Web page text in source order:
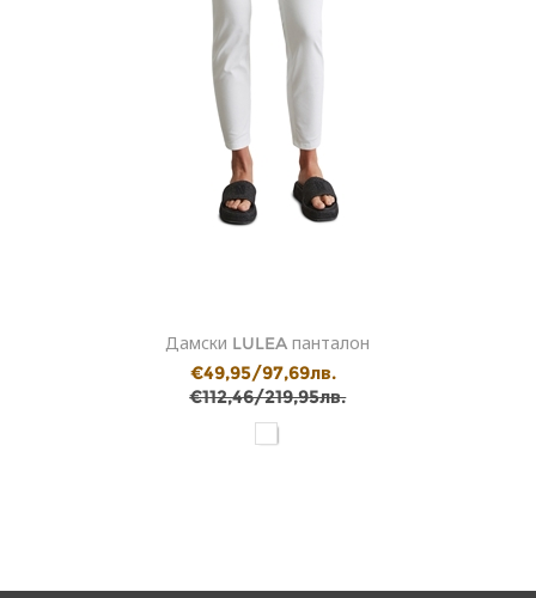
Дамски LULEA панталон
€49,95/97,69лв.
€112,46/219,95лв.